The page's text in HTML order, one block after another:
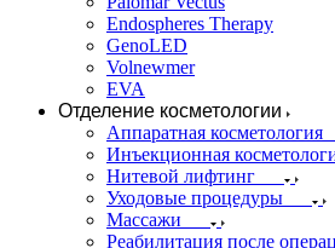
Endospheres Therapy
GenoLED
Volnewmer
EVA
Отделение косметологии
Аппаратная косметология
Инъекционная
Нитевой лифтинг
Уходовые процедуры
Массажи
Реабилитация после